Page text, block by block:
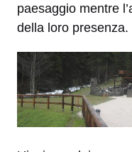
paesaggio mentre
della loro presenza.